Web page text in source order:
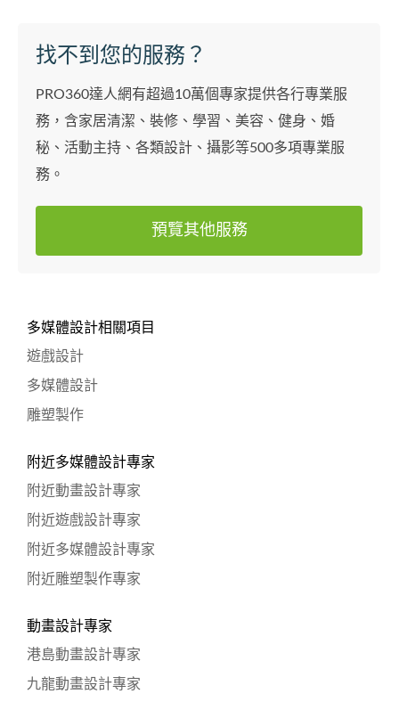
找不到您的服務？
PRO360達人網有超過10萬個專家提供各行專業服
務，含家居清潔、裝修、學習、美容、健身、婚
秘、活動主持、各類設計、攝影等500多項專業服
務。
預覽其他服務
多媒體設計相關項目
遊戲設計
多媒體設計
雕塑製作
附近多媒體設計專家
附近動畫設計專家
附近遊戲設計專家
附近多媒體設計專家
附近雕塑製作專家
動畫設計專家
港島動畫設計專家
九龍動畫設計專家